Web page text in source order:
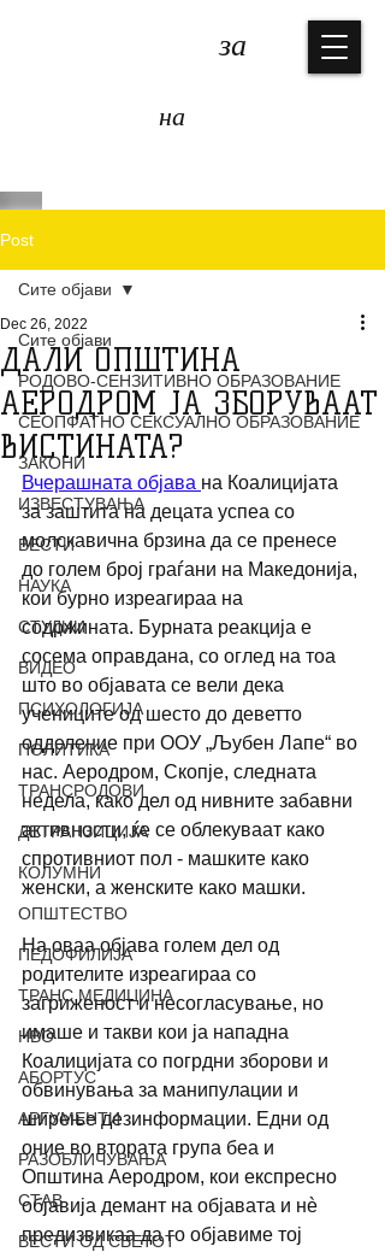
за
на
Post
Сите објави
РОДОВО-СЕНЗИТИВНО ОБРАЗОВАНИЕ
СЕОПФАТНО СЕКСУАЛНО ОБРАЗОВАНИЕ
ЗАКОНИ
ИЗВЕСТУВАЊА
ВЕСТИ
НАУКА
СТУДИИ
ВИДЕО
ПСИХОЛОГИЈА
ПОЛИТИКА
ТРАНСРОДОВИ
ДЕТРАНЗИЦИЈА
КОЛУМНИ
ОПШТЕСТВО
ПЕДОФИЛИЈА
ТРАНС МЕДИЦИНА
НВО
АБОРТУС
АРГУМЕНТИ
РАЗОБЛИЧУВАЊА
СТАВ
ВЕСТИ ОД СВЕТОТ
Сите објави
ДАЛИ ОПШТИНА
АЕРОДРОМ ЈА ЗБОРУВААТ
ВИСТИНАТА?
Dec 26, 2022
Вчерашната објава на Коалицијата
за заштита на децата успеа со
молскавична брзина да се пренесе
до голем број граѓани на Македонија,
кои бурно изреагираа на
содржината. Бурната реакција е
сосема оправдана, со оглед на тоа
што во објавата се вели дека
учениците од шесто до деветто
одделение при ООУ „Љубен Лапе“ во
нас. Аеродром, Скопје, следната
недела, како дел од нивните забавни
активности, ќе се облекуваат како
спротивниот пол - машките како
женски, а женските како машки.
На оваа објава голем дел од
родителите изреагираа со
загриженост и несогласување, но
имаше и такви кои ја нападна
Коалицијата со погрдни зборови и
обвинувања за манипулации и
ширење дезинформации. Едни од
оние во втората група беа и
Општина Аеродром, кои експресно
објавија демант на објавата и нè
предизвикаа да го објавиме тој